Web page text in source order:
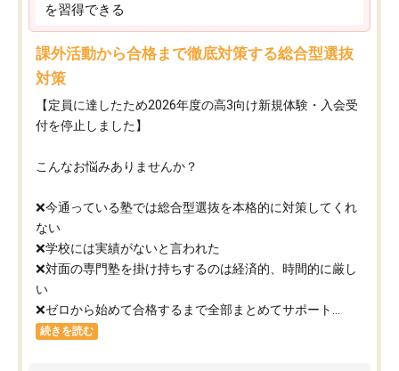
を習得できる
課外活動から合格まで徹底対策する総合型選抜
対策
【定員に達したため2026年度の高3向け新規体験・入会受
付を停止しました】
こんなお悩みありませんか？
❌今通っている塾では総合型選抜を本格的に対策してくれ
ない
❌学校には実績がないと言われた
❌対面の専門塾を掛け持ちするのは経済的、時間的に厳し
い
❌ゼロから始めて合格するまで全部まとめてサポート...
続きを読む